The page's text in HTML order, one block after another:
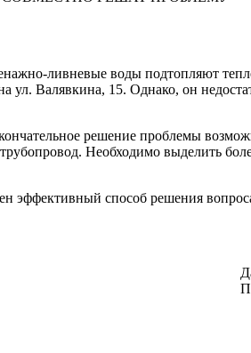
ливневые воды подтопляют
Валявкина, 15. Однако, он
решение проблемы
Необходимо выделить
эффективный способ решения